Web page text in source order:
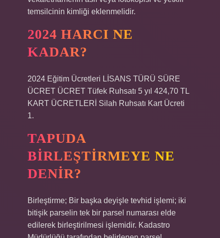
temsilcinin kimliği eklenmelidir.
2024 HARCI NE
KADAR?
2024 Eğitim Ücretleri LİSANS TÜRÜ SÜRE
ÜCRET ÜCRET Tüfek Ruhsatı 5 yıl 424,70 TL
KART ÜCRETLERİ Silah Ruhsatı Kart Ücreti
1.
TAPUDA
BIRLEŞTIRMEYE NE
DENIR?
Birleştirme; Bir başka deyişle tevhid işlemi; iki
bitişik parselin tek bir parsel numarası elde
edilerek birleştirilmesi işlemidir. Kadastro